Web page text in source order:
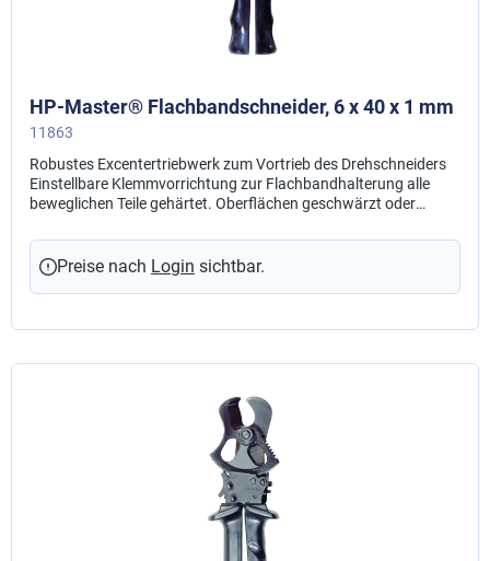
HP-Master® Flachbandschneider, 6 x 40 x 1 mm
11863
Robustes Excentertriebwerk zum Vortrieb des Drehschneiders
Einstellbare Klemmvorrichtung zur Flachbandhalterung alle
beweglichen Teile gehärtet. Oberflächen geschwärzt oder
entwickelter Schneidkantenkontur.
Preise nach Login sichtbar.